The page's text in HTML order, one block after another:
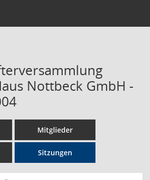
Nottbeck GmbH -
Mitglieder
Sitzungen